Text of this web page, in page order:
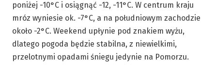
poniżej -10°C i osiągnąć -12, -11°C. W centrum kraju
mróz wyniesie ok. -7°C, a na południowym zachodzie
około -2°C. Weekend upłynie pod znakiem wyżu,
dlatego pogoda będzie stabilna, z niewielkimi,
przelotnymi opadami śniegu jedynie na Pomorzu.